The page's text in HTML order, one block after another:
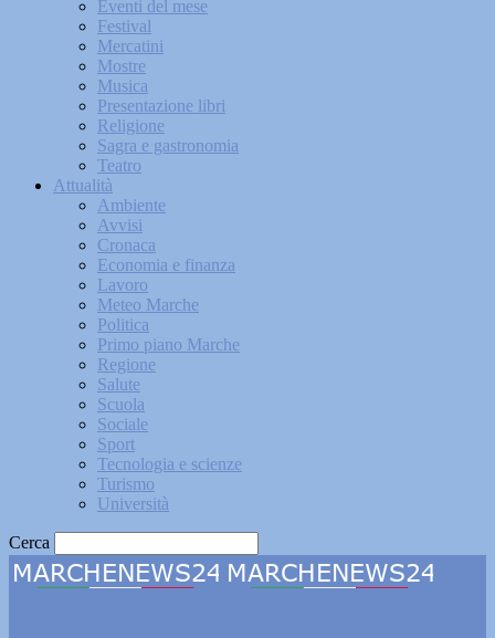
Eventi del mese
Festival
Mercatini
Mostre
Musica
Presentazione libri
Religione
Sagra e gastronomia
Teatro
Attualità
Ambiente
Avvisi
Cronaca
Economia e finanza
Lavoro
Meteo Marche
Politica
Primo piano Marche
Regione
Salute
Scuola
Sociale
Sport
Tecnologia e scienze
Turismo
Università
Cerca